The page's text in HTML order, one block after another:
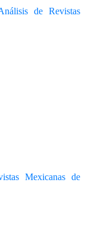
de Revistas
Mexicanas de